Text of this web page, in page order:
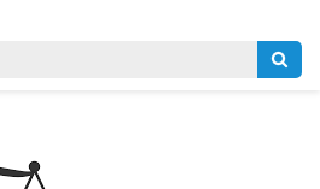
Zoeken
naar: